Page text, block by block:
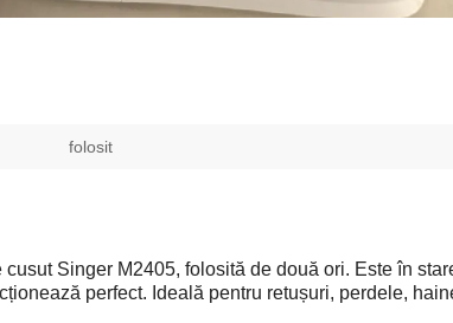
folosit
Singer M2405, folosită de două ori. Este în
perfect. Ideală pentru retușuri, perdele,